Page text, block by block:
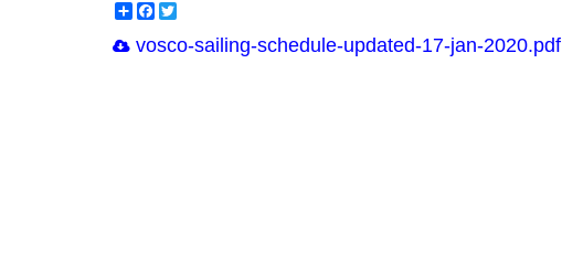
ShareFacebook
vosco-sailing-schedule-updated-17-jan-2020.pdf